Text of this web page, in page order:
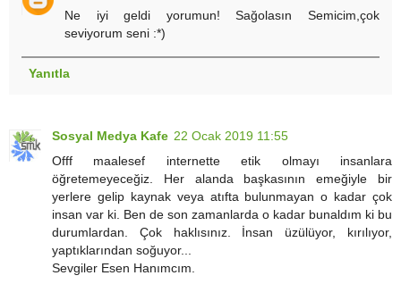
Ne iyi geldi yorumun! Sağolasın Semicim,çok
seviyorum seni :*)
Yanıtla
Sosyal Medya Kafe 22 Ocak 2019 11:55
Offf maalesef internette etik olmayı insanlara
öğretemeyeceğiz. Her alanda başkasının emeğiyle bir
yerlere gelip kaynak veya atıfta bulunmayan o kadar çok
insan var ki. Ben de son zamanlarda o kadar bunaldım ki bu
durumlardan. Çok haklısınız. İnsan üzülüyor, kırılıyor,
yaptıklarından soğuyor...
Sevgiler Esen Hanımcım.